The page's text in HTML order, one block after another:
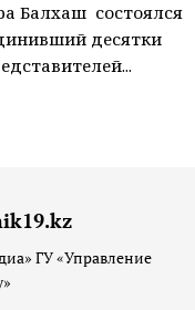
Балхаш состоялся
десятки
ГУ «Управление